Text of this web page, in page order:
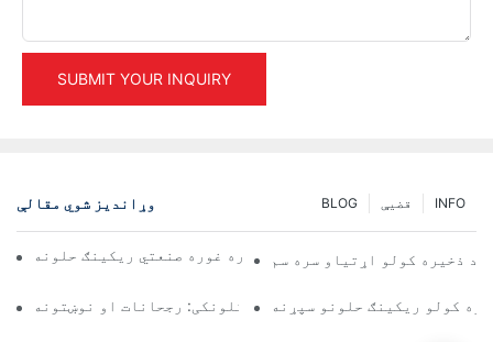
SUBMIT YOUR INQUIRY
وړاندیز شوي مقالې INFO قضیې BLOG
د ګودامونو د موثر مدیریت لپاره غوره صنعتي ریکینګ حلونه
د ذخیره کولو اړتیاو سره سم
د پالټ ریک حلونو راتلونکی: رجحانات او نوښتونه
کولو ریکینګ حلونو سپړنه